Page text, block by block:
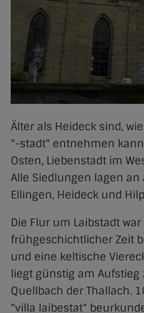
Älter als Heideck sind,
"-stadt" entnehmen
Osten, Liebenstadt im
Alle Siedlungen lagen
Ellingen, Heideck und
Die Flur um Laibstadt
frühgeschichtlicher Zeit
und eine keltische
liegt günstig am
Quellbach der Thallach.
"villa laibestat"